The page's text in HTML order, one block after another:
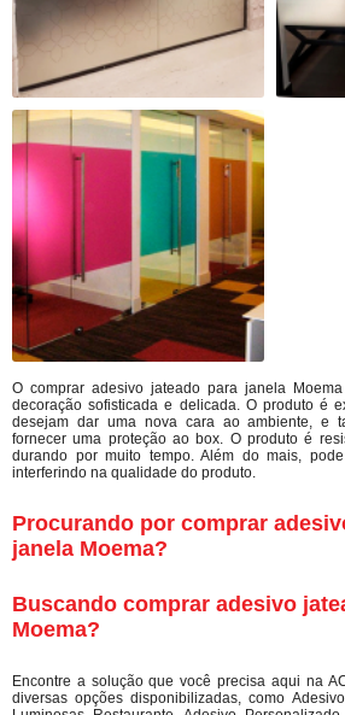
O comprar adesivo jateado para janela
decoração sofisticada e delicada. O produto é
desejam dar uma nova cara ao ambiente, e
fornecer uma proteção ao box. O produto é
durando por muito tempo. Além do mais,
interferindo na qualidade do produto.
Procurando por comprar
janela Moema?
Buscando comprar adesivo
Moema?
Encontre a solução que você precisa aqui na
diversas opções disponibilizadas, como